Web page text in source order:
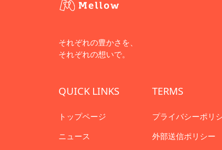
それぞれの豊かさを、
それぞれの想いで。
QUICK LINKS
トップページ
ニュース
TERMS
プライバシーポリ
外部送信ポリシー